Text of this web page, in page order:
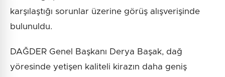
karşılaştığı sorunlar üzerine görüş alışverişinde
bulunuldu.
DAĞDER Genel Başkanı Derya Başak, dağ
yöresinde yetişen kaliteli kirazın daha geniş